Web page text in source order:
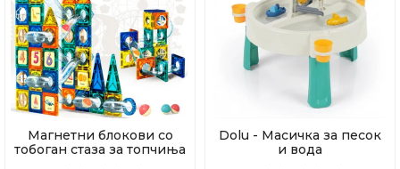
Магнетни блокови со
тобоган стаза за топчиња
Dolu - Масичка за песок
и вода